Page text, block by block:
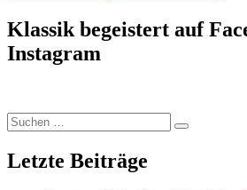
Klassik begeistert auf
Instagram
Suchen
nach:
Suchen
Letzte Beiträge